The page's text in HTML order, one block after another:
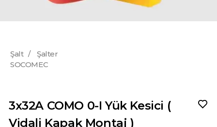
Şalt /
Şalter
SOCOMEC
3x32A COMO 0-I Yük Kesici (
Vidali Kapak Montaj )